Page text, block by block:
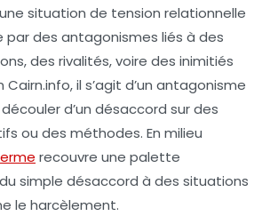
situation de tension relationnelle
des antagonismes liés à des
des rivalités, voire des inimitiés
Cairn.info, il s’agit d’un antagonisme
d’un désaccord sur des
ou des méthodes. En milieu
recouvre une palette
simple désaccord à des situations
le harcèlement.